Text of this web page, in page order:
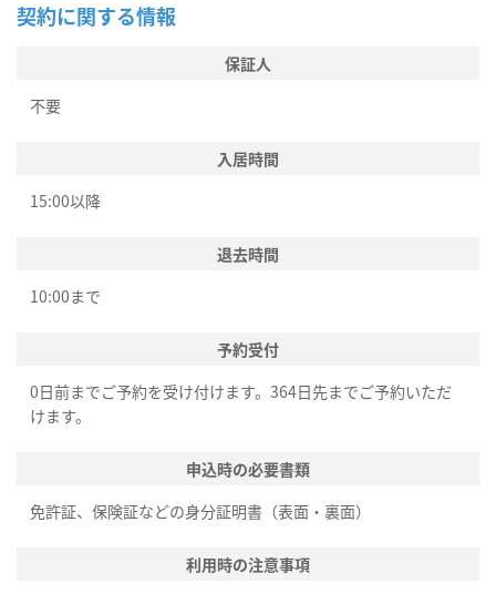
契約に関する情報
保証人
不要
入居時間
15:00以降
退去時間
10:00まで
予約受付
0日前までご予約を受け付けます。364日先までご予約いただ
けます。
申込時の必要書類
免許証、保険証などの身分証明書（表面・裏面）
利用時の注意事項